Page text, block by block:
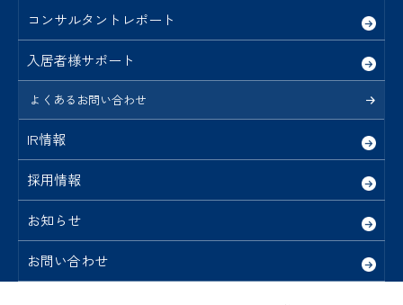
コンサルタントレポート
入居者様サポート
よくあるお問い合わせ
IR情報
採用情報
お知らせ
お問い合わせ